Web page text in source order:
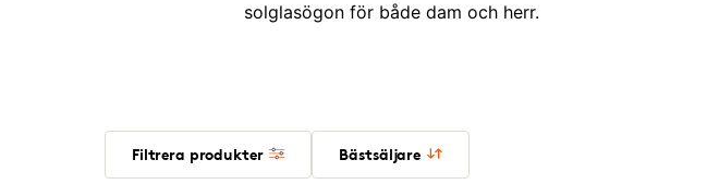
solglasögon för både dam och herr.
Filtrera produkter Bästsäljare